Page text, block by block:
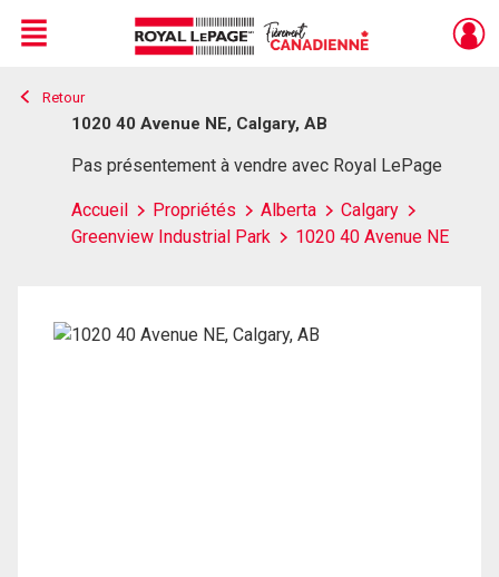
Live
En Direct
Menu
Retour
1020 40 Avenue NE, Calgary, AB
Pas présentement à vendre avec Royal LePage
Accueil Propriétés Alberta
Calgary
Greenview Industrial Park
1020 40 Avenue NE